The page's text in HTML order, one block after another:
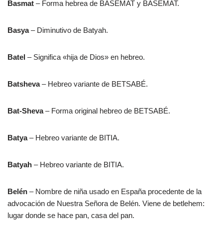
Basmat – Forma hebrea de BASEMAT y BASEMAT.
Basya– Diminutivo de Batyah.
Batel – Significa «hija de Dios» en hebreo.
Batsheva– Hebreo variante de BETSABÉ.
Bat-Sheva– Forma original hebreo de BETSABÉ.
Batya– Hebreo variante de BITIA.
Batyah – Hebreo variante de BITIA.
Belén – Nombre de niña usado en España procedente de la
advocación de Nuestra Señora de Belén. Viene de betlehem:
lugar donde se hace pan, casa del pan.